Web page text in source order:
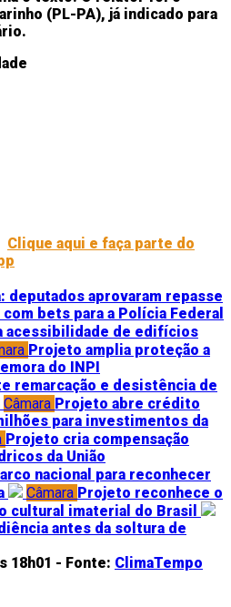
(PL-PA), já indicado para
Clique aqui e faça parte do
deputados aprovaram repasse
bets para a Polícia Federal
acessibilidade de edifícios
Projeto amplia proteção a
do INPI
remarcação e desistência de
Câmara Projeto abre crédito
para investimentos da
Projeto cria compensação
da União
nacional para reconhecer
Câmara Projeto reconhece o
cultural imaterial do Brasil
antes da soltura de
18h01 - Fonte: ClimaTempo